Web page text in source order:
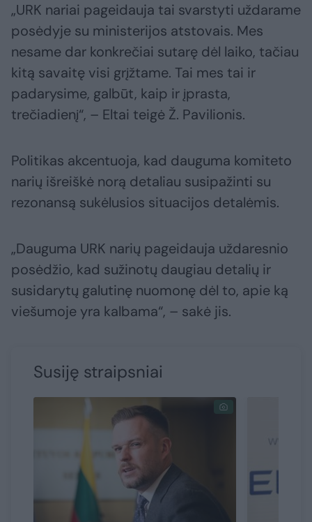
„URK nariai pageidauja tai svarstyti uždarame
posėdyje su ministerijos atstovais. Mes
nesame dar konkrečiai sutarę dėl laiko, tačiau
kitą savaitę visi grįžtame. Tai mes tai ir
padarysime, galbūt, kaip ir įprasta,
trečiadienį“, – Eltai teigė Ž. Pavilionis.
Politikas akcentuoja, kad dauguma komiteto
narių išreiškė norą detaliau susipažinti su
rezonansą sukėlusios situacijos detalėmis.
„Dauguma URK narių pageidauja uždaresnio
posėdžio, kad sužinotų daugiau detalių ir
susidarytų galutinę nuomonę dėl to, apie ką
viešumoje yra kalbama“, – sakė jis.
Susiję straipsniai